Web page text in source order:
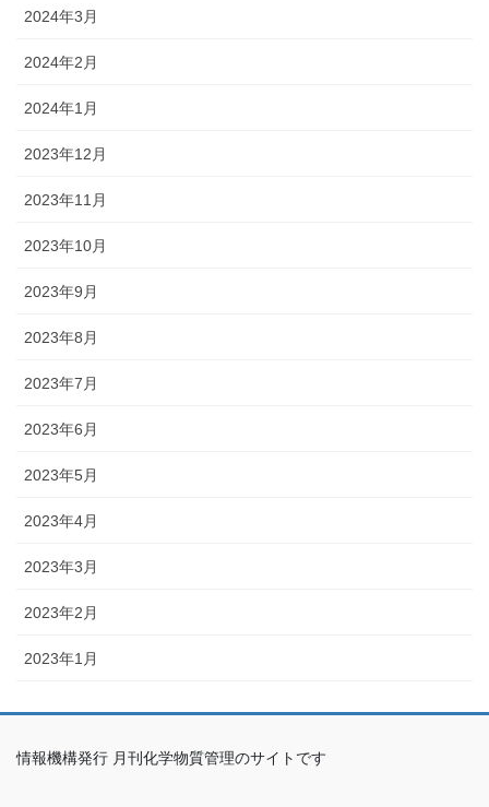
2024年3月
2024年2月
2024年1月
2023年12月
2023年11月
2023年10月
2023年9月
2023年8月
2023年7月
2023年6月
2023年5月
2023年4月
2023年3月
2023年2月
2023年1月
情報機構発行 月刊化学物質管理のサイトです